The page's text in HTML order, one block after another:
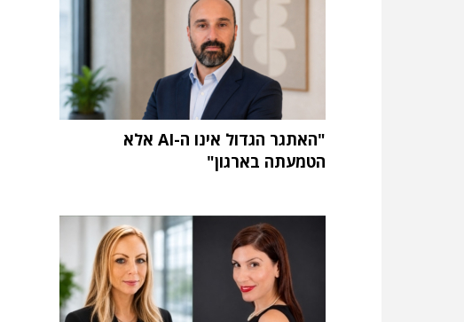
"האתגר הגדול אינו ה-AI אלא
הטמעתה בארגון"